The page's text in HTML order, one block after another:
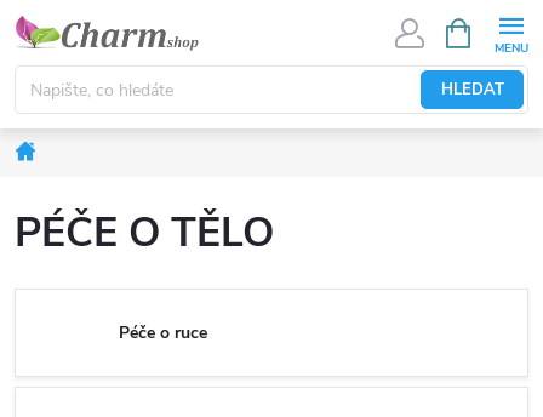
Přejít
obsah
HLEDAT
NÁKUPNÍ
KOŠÍK
PÉČE O TĚLO
Péče o ruce